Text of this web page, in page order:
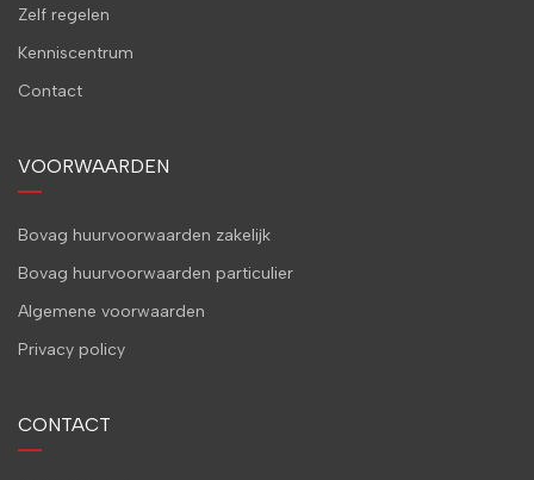
Zelf regelen
Kenniscentrum
Contact
VOORWAARDEN
Bovag huurvoorwaarden zakelijk
Bovag huurvoorwaarden particulier
Algemene voorwaarden
Privacy policy
CONTACT